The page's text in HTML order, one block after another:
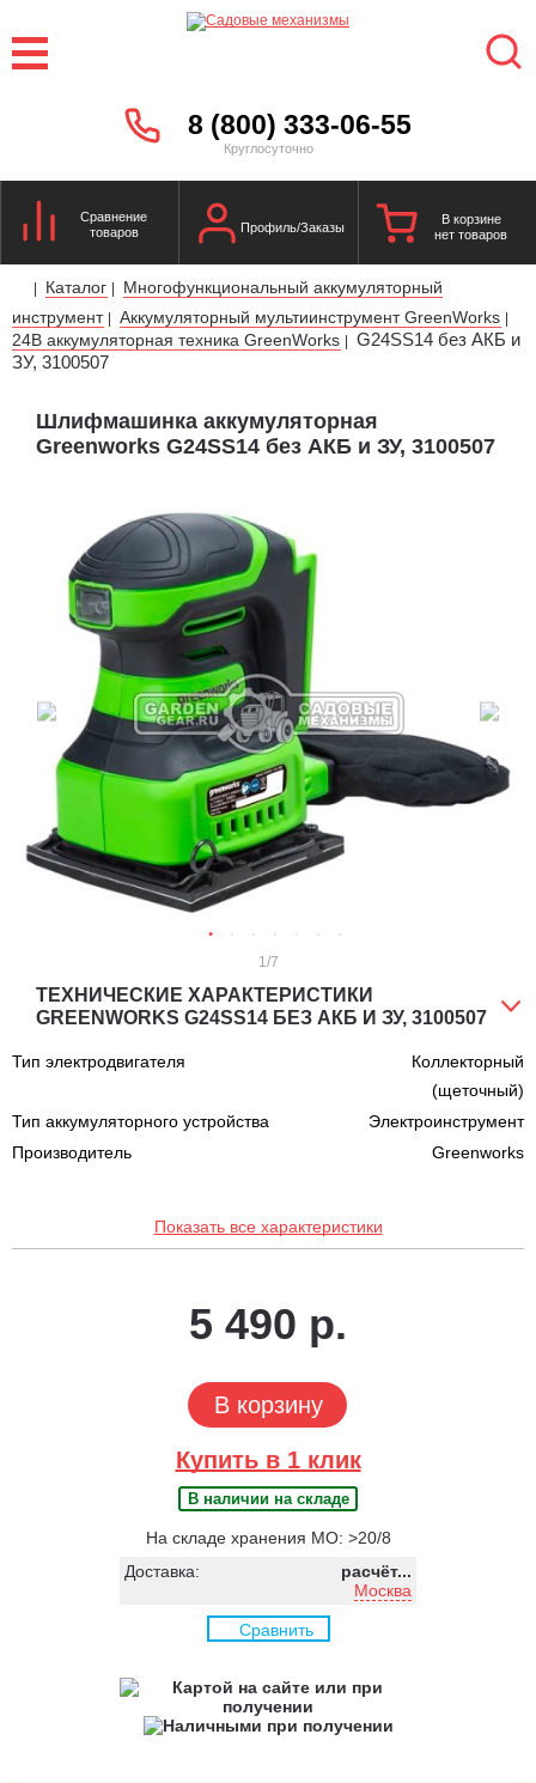
8 (800) 333-06-55
Круглосуточно
Сравнение
товаров
Профиль/Заказы
В корзине
нет товаров
| Каталог |
Многофункциональный аккумуляторный
инструмент | Аккумуляторный мультиинструмент GreenWorks |
24В аккумуляторная техника GreenWorks | G24SS14 без АКБ и
ЗУ, 3100507
Шлифмашинка аккумуляторная
Greenworks G24SS14 без АКБ и ЗУ, 3100507
1 /7
ТЕХНИЧЕСКИЕ ХАРАКТЕРИСТИКИ
GREENWORKS G24SS14 БЕЗ АКБ И ЗУ, 3100507
Тип электродвигателя
Коллекторный
(щеточный)
Тип аккумуляторного устройства
Электроинструмент
Производитель
Greenworks
Показать все характеристики
5 490 р.
В корзину
Купить в 1 клик
В наличии на складе
На складе хранения МО: >20/8
Доставка:
расчёт...
Москва
Сравнить